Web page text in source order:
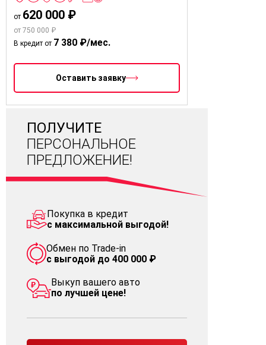
ПОЛУЧИТЕ
ПЕРСОНАЛЬНОЕ
ПРЕДЛОЖЕНИЕ!
Покупка в кредит
с максимальной выгодой!
Обмен по Trade-in
с выгодой до 400 000 ₽
Выкуп вашего авто
по лучшей цене!
от 620 000 ₽
от 750 000 ₽
В кредит от 7 380 ₽/мес.
Оставить заявку